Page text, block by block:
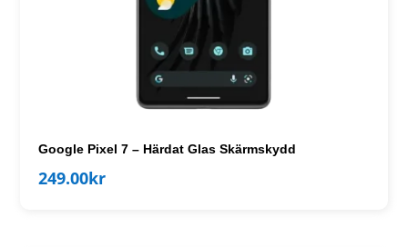
Google Pixel 7 – Härdat Glas Skärmskydd
249.00kr